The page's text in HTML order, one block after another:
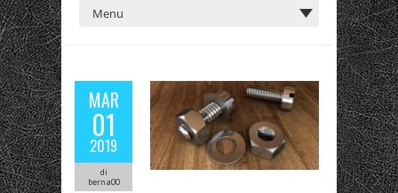
MAR
01
2019
di
berna00